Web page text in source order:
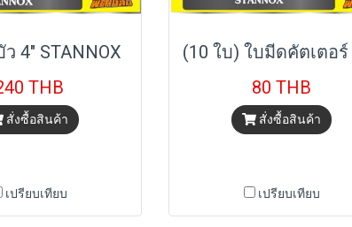
4" STANNOX
THB
สั่งซื้อสินค้า
เปรียบเทียบ
80 THB
สั่งซื้อสินค้า
เปรียบเทียบ